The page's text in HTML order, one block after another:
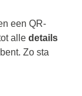
een QR-
alle details
Zo sta